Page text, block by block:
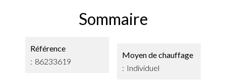
Sommaire
Référence
86233619
Moyen de chauffage
Individuel